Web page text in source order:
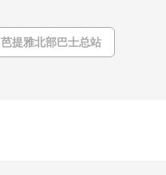
芭提雅北部巴士总站